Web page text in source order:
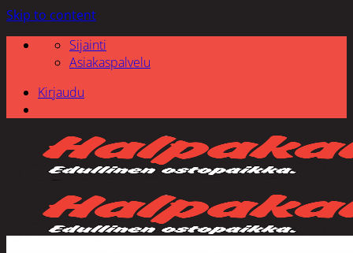
Skip to content
Sijainti
Asiakaspalvelu
Kirjaudu